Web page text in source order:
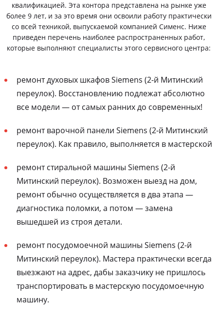
квалификацией. Эта контора представлена на рынке уже
более 9 лет, и за это время они освоили работу практически
со всей техникой, выпускаемой компанией Сименс. Ниже
приведен перечень наиболее распространенных работ,
которые выполняют специалисты этого сервисного центра:
ремонт духовых шкафов Siemens (2-й Митинский
переулок). Восстановлению подлежат абсолютно
все модели — от самых ранних до современных!
ремонт варочной панели Siemens (2-й Митинский
переулок). Как правило, выполняется в мастерской
ремонт стиральной машины Siemens (2-й
Митинский переулок). Возможен выезд на дом,
ремонт обычно осуществляется в два этапа —
диагностика поломки, а потом — замена
вышедшей из строя детали.
ремонт посудомоечной машины Siemens (2-й
Митинский переулок). Мастера практически всегда
выезжают на адрес, дабы заказчику не пришлось
транспортировать в мастерскую посудомоечную
машину.